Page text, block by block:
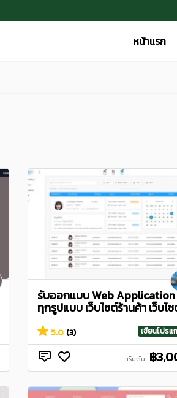
หน้าแรก
รับออกแบบ Web Application
ทุกรูปแบบ เว็บไซต์ร้านค้า เว็บไ
5.0 (3) เขียนโปรแ
เริ่มต้น ฿